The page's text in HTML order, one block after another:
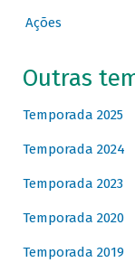
Ações
Outras
Temporada 2025
Temporada 2024
Temporada 2023
Temporada 2020
Temporada 2019